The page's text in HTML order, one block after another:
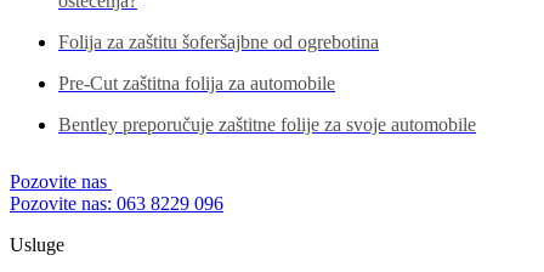
Folija za zaštitu šoferšajbne od ogrebotina
Pre-Cut zaštitna folija za automobile
Bentley preporučuje zaštitne folije za svoje automobile
Pozovite nas
Pozovite nas: 063 8229 096
Usluge